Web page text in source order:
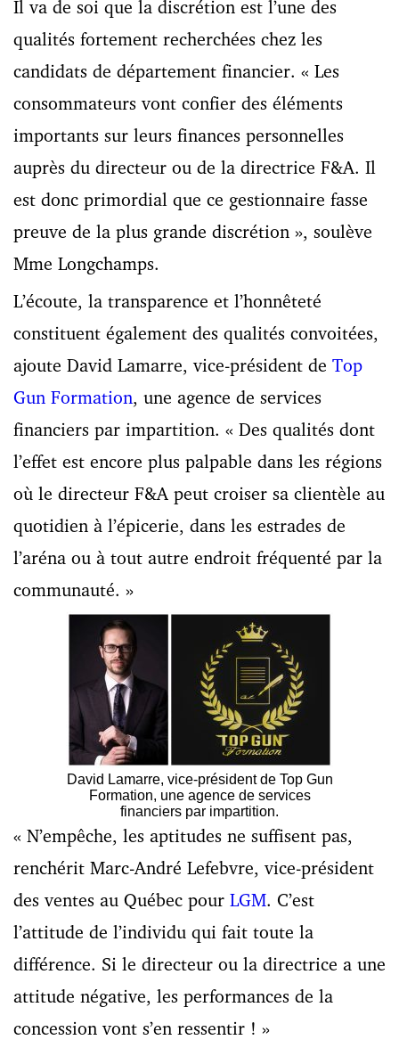
Il va de soi que la discrétion est l’une des
qualités fortement recherchées chez les
candidats de département financier. « Les
consommateurs vont confier des éléments
importants sur leurs finances personnelles
auprès du directeur ou de la directrice F&A. Il
est donc primordial que ce gestionnaire fasse
preuve de la plus grande discrétion », soulève
Mme Longchamps.
L’écoute, la transparence et l’honnêteté
constituent également des qualités convoitées,
ajoute David Lamarre, vice-président de Top
Gun Formation, une agence de services
financiers par impartition. « Des qualités dont
l’effet est encore plus palpable dans les régions
où le directeur F&A peut croiser sa clientèle au
quotidien à l’épicerie, dans les estrades de
l’aréna ou à tout autre endroit fréquenté par la
communauté. »
David Lamarre, vice-président de Top Gun
Formation, une agence de services
financiers par impartition.
« N’empêche, les aptitudes ne suffisent pas,
renchérit Marc-André Lefebvre, vice-président
des ventes au Québec pour LGM. C’est
l’attitude de l’individu qui fait toute la
différence. Si le directeur ou la directrice a une
attitude négative, les performances de la
concession vont s’en ressentir ! »